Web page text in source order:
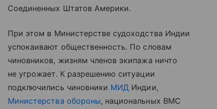
Соединенных Штатов Америки.
При этом в Министерстве судоходства Индии
успокаивают общественность. По словам
чиновников, жизням членов экипажа ничто
не угрожает. К разрешению ситуации
подключились чиновники МИД Индии,
Министерства обороны, национальных ВМС